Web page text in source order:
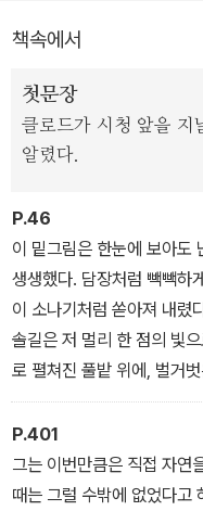
그는 동료들에게는 인정받
책속에서
첫문장
클로드가 시청 앞을 지
알렸다.
P.46
이 밑그림은 한눈에 보아도
생생했다. 담장처럼 빽빽하
이 소나기처럼 쏟아져 내렸
솔길은 저 멀리 한 점의 빛
로 펼쳐진 풀밭 위에, 벌거
리며 누워 있었다. 그녀는
은 채 눈꺼풀을 내리고 있었
시고 있었고, 그림 뒤편에는
시 벗은 채로 웃으면서 장
P.401
그는 이번만큼은 직접 자연
때는 그럴 수밖에 없었다고